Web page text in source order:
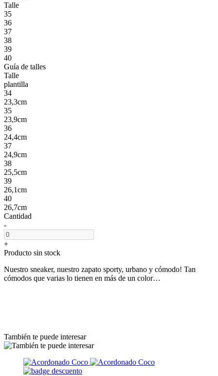
Talle
35
36
37
38
39
40
Guía de talles
Talle
plantilla
34
23,3cm
35
23,9cm
36
24,4cm
37
24,9cm
38
25,5cm
39
26,1cm
40
26,7cm
Cantidad
-
+
Producto sin stock
Nuestro sneaker, nuestro zapato sporty, urbano y cómodo! Tan
cómodos que varias lo tienen en más de un color…
También te puede interesar